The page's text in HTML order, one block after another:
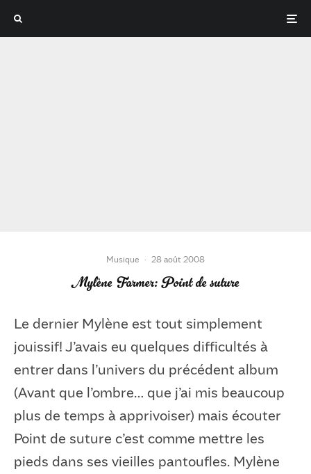
Musique · 28 août 2008
Mylène Farmer: Point de suture
Le dernier Mylène est tout simplement
jouissif! J’avais eu quelques difficultés à
entrer dans l’univers du précédent album
(Avant que l’ombre… que j’ai mis beaucoup
plus de temps à apprivoiser) mais écouter
Point de suture c’est comme mettre les
pieds dans ses vieilles pantoufles. Mylène